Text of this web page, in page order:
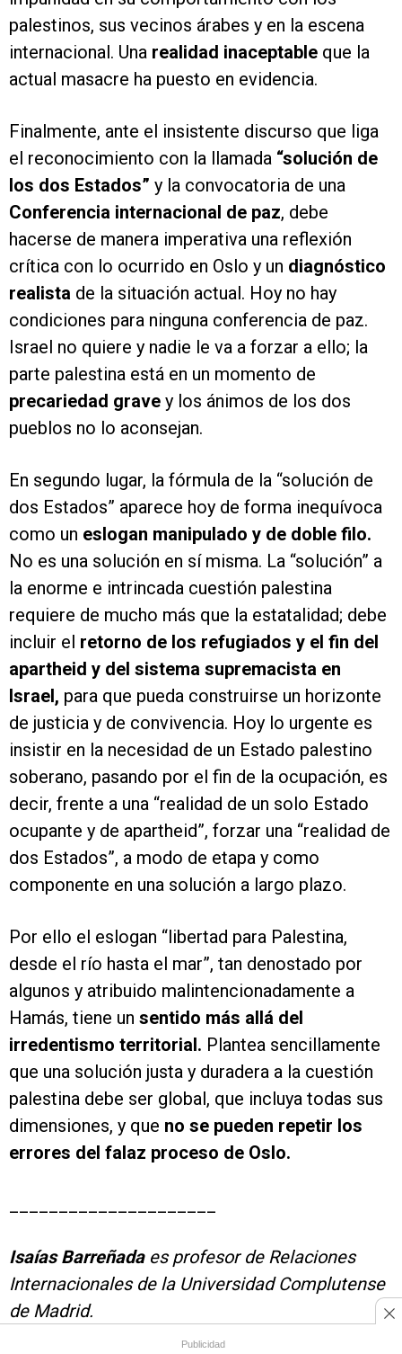
palestinos, sus vecinos árabes y en la escena
internacional. Una realidad inaceptable que la
actual masacre ha puesto en evidencia.
Finalmente, ante el insistente discurso que liga
el reconocimiento con la llamada “solución de
los dos Estados” y la convocatoria de una
Conferencia internacional de paz, debe
hacerse de manera imperativa una reflexión
crítica con lo ocurrido en Oslo y un diagnóstico
realista de la situación actual. Hoy no hay
condiciones para ninguna conferencia de paz.
Israel no quiere y nadie le va a forzar a ello; la
parte palestina está en un momento de
precariedad grave y los ánimos de los dos
pueblos no lo aconsejan.
En segundo lugar, la fórmula de la “solución de
dos Estados” aparece hoy de forma inequívoca
como un eslogan manipulado y de doble filo.
No es una solución en sí misma. La “solución” a
la enorme e intrincada cuestión palestina
requiere de mucho más que la estatalidad; debe
incluir el retorno de los refugiados y el fin del
apartheid y del sistema supremacista en
Israel, para que pueda construirse un horizonte
de justicia y de convivencia. Hoy lo urgente es
insistir en la necesidad de un Estado palestino
soberano, pasando por el fin de la ocupación, es
decir, frente a una “realidad de un solo Estado
ocupante y de apartheid”, forzar una “realidad de
dos Estados”, a modo de etapa y como
componente en una solución a largo plazo.
Por ello el eslogan “libertad para Palestina,
desde el río hasta el mar”, tan denostado por
algunos y atribuido malintencionadamente a
Hamás, tiene un sentido más allá del
irredentismo territorial. Plantea sencillamente
que una solución justa y duradera a la cuestión
palestina debe ser global, que incluya todas sus
dimensiones, y que no se pueden repetir los
errores del falaz proceso de Oslo.
Isaías Barreñada es profesor de Relaciones
Internacionales de la Universidad Complutense
de Madrid.
Publicidad